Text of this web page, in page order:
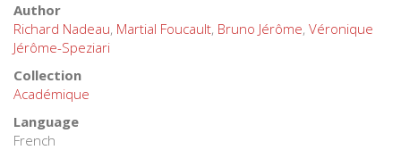
Author
Richard Nadeau, Martial Foucault, Bruno Jérôme, Véronique
Jérôme-Speziari
Collection
Académique
Language
French